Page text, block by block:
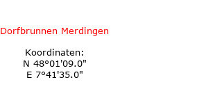
Dorfbrunnen Merdingen
Koordinaten:
N 48°01'09.0"
E 7°41'35.0"